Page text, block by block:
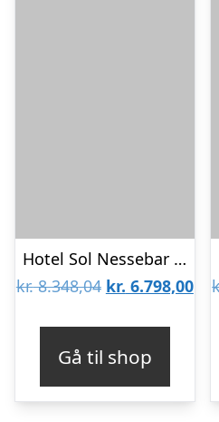
Hotel Sol Nessebar Palace
kr.8.348,04 Den
kr. 8.348,04.
kr. 6.798,00
kr.
Gå til shop